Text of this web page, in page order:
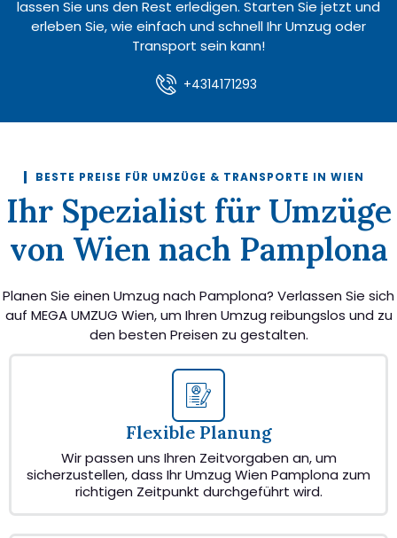
lassen Sie uns den Rest erledigen. Starten Sie jetzt und
erleben Sie, wie einfach und schnell Ihr Umzug oder
Transport sein kann!
+4314171293
BESTE PREISE FÜR UMZÜGE & TRANSPORTE IN WIEN
Ihr Spezialist für Umzüge
von Wien nach Pamplona
Planen Sie einen Umzug nach Pamplona? Verlassen Sie sich
auf MEGA UMZUG Wien, um Ihren Umzug reibungslos und zu
den besten Preisen zu gestalten.
Flexible Planung
Wir passen uns Ihren Zeitvorgaben an, um
sicherzustellen, dass Ihr Umzug Wien Pamplona zum
richtigen Zeitpunkt durchgeführt wird.